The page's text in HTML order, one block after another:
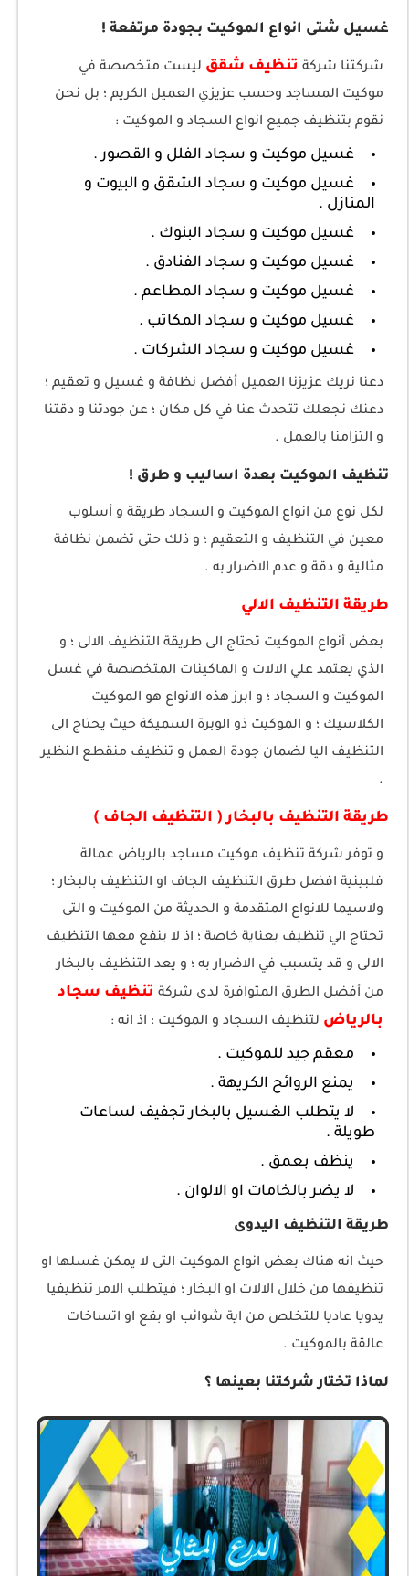
غسيل شتى انواع الموكيت بجودة مرتفعة !
شركتنا شركة تنظيف شقق ليست متخصصة في
موكيت المساجد وحسب عزيزي العميل الكريم ؛ بل نحن
نقوم بتنظيف جميع انواع السجاد و الموكيت :
غسيل موكيت و سجاد الفلل و القصور .
غسيل موكيت و سجاد الشقق و البيوت و
المنازل .
غسيل موكيت و سجاد البنوك .
غسيل موكيت و سجاد الفنادق .
غسيل موكيت و سجاد المطاعم .
غسيل موكيت و سجاد المكاتب .
غسيل موكيت و سجاد الشركات .
دعنا نريك عزيزنا العميل أفضل نظافة و غسيل و تعقيم ؛
دعنك نجعلك تتحدث عنا في كل مكان ؛ عن جودتنا و دقتنا
و التزامنا بالعمل .
تنظيف الموكيت بعدة اساليب و طرق !
لكل نوع من انواع الموكيت و السجاد طريقة و أسلوب
معين في التنظيف و التعقيم ؛ و ذلك حتى تضمن نظافة
مثالية و دقة و عدم الاضرار به .
طريقة التنظيف الالي
بعض أنواع الموكيت تحتاج الى طريقة التنظيف الالى ؛ و
الذي يعتمد علي الالات و الماكينات المتخصصة في غسل
الموكيت و السجاد ؛ و ابرز هذه الانواع هو الموكيت
الكلاسيك ؛ و الموكيت ذو الوبرة السميكة حيث يحتاج الى
التنظيف اليا لضمان جودة العمل و تنظيف منقطع النظير
.
طريقة التنظيف بالبخار ( التنظيف الجاف )
و توفر شركة تنظيف موكيت مساجد بالرياض عمالة
فلبينية افضل طرق التنظيف الجاف او التنظيف بالبخار ؛
ولاسيما للانواع المتقدمة و الحديثة من الموكيت و التى
تحتاج الي تنظيف بعناية خاصة ؛ اذ لا ينفع معها التنظيف
الالى و قد يتسبب في الاضرار به ؛ و يعد التنظيف بالبخار
من أفضل الطرق المتوافرة لدى شركة تنظيف سجاد
بالرياض لتنظيف السجاد و الموكيت ؛ اذ انه :
معقم جيد للموكيت .
يمنع الروائح الكريهة .
لا يتطلب الغسيل بالبخار تجفيف لساعات
طويلة .
ينظف بعمق .
لا يضر بالخامات او الالوان .
طريقة التنظيف اليدوى
حيث انه هناك بعض انواع الموكيت التى لا يمكن غسلها او
تنظيفها من خلال الالات او البخار ؛ فيتطلب الامر تنظيفيا
يدويا عاديا للتخلص من اية شوائب او بقع او اتساخات
عالقة بالموكيت .
لماذا تختار شركتنا بعينها ؟